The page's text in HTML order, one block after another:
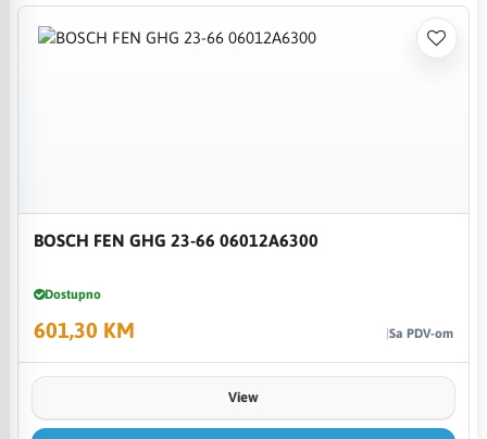
BOSCH FEN GHG 23-66 06012A6300
Dostupno
601,30 KM Sa PDV-om
View